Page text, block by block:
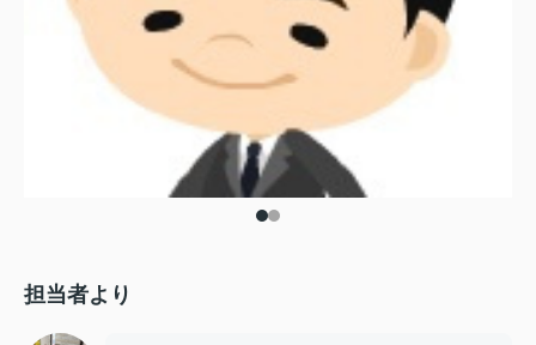
担当者より